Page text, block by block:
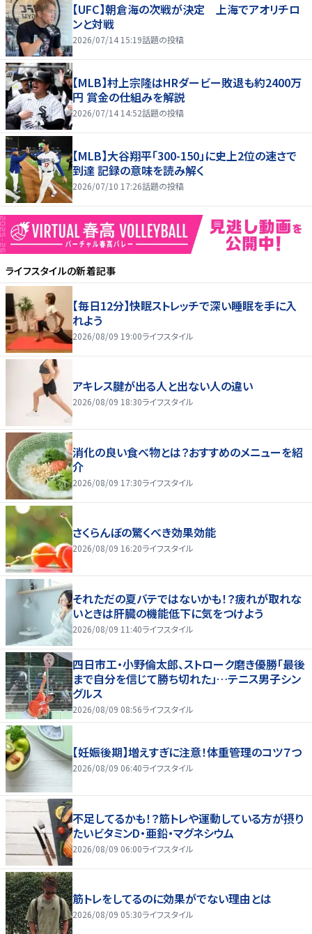
【UFC】朝倉海の次戦が決定 上海でアオリチロ
ンと対戦
2026/07/14 15:19話題の投稿
【MLB】村上宗隆はHRダービー敗退も約2400万
円 賞金の仕組みを解説
2026/07/14 14:52話題の投稿
【MLB】大谷翔平「300-150」に史上2位の速さで
到達 記録の意味を読み解く
2026/07/10 17:26話題の投稿
ライフスタイルの新着記事
【毎日12分】快眠ストレッチで深い睡眠を手に入
れよう
2026/08/09 19:00ライフスタイル
アキレス腱が出る人と出ない人の違い
2026/08/09 18:30ライフスタイル
消化の良い食べ物とは？おすすめのメニューを紹
介
2026/08/09 17:30ライフスタイル
さくらんぼの驚くべき効果効能
2026/08/09 16:20ライフスタイル
それただの夏バテではないかも！？疲れが取れな
いときは肝臓の機能低下に気をつけよう
2026/08/09 11:40ライフスタイル
四日市工・小野倫太郎、ストローク磨き優勝「最後
まで自分を信じて勝ち切れた」…テニス男子シン
グルス
2026/08/09 08:56ライフスタイル
【妊娠後期】増えすぎに注意！体重管理のコツ７つ
2026/08/09 06:40ライフスタイル
不足してるかも！？筋トレや運動している方が摂り
たいビタミンD・亜鉛・マグネシウム
2026/08/09 06:00ライフスタイル
筋トレをしてるのに効果がでない理由とは
2026/08/09 05:30ライフスタイル